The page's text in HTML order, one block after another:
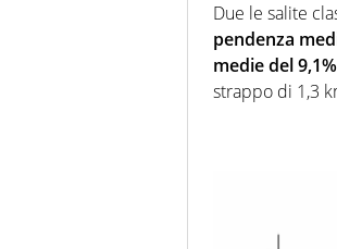
Due le salite
pendenza
medie del 9,1%
strappo di 1,3